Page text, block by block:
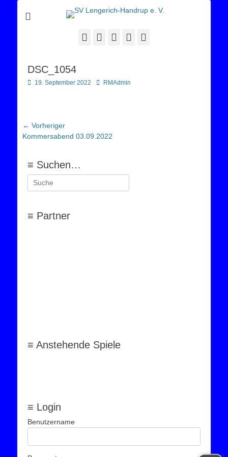
SV Lengerich-
Handrup e. V.
Sportverein Lengerich Handrup
Facebook
Twitter YouTube
DSC_1054
Posted
19. September 2022 AutorRMAdmin
Beitragsnavigation
← Vorheriger
Vorheriger
Kommersabend 03.09.2022
≡ Suchen…
Suchen
nach:
≡ Partner
≡ Anstehende Spiele
≡ Login
Benutzername